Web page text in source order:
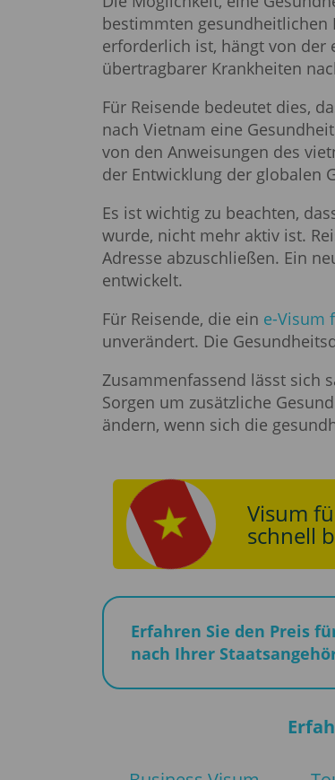
bestimmten gesundheitlichen
erforderlich ist, hängt von der
übertragbarer Krankheiten
Für Reisende bedeutet dies,
nach Vietnam eine
von den Anweisungen des
der Entwicklung der globalen
Es ist wichtig zu beachten,
wurde, nicht mehr aktiv ist.
Adresse abzuschließen. Ein
entwickelt.
Für Reisende, die ein e-Visum
unverändert. Die
Zusammenfassend lässt sich
Sorgen um zusätzliche
ändern, wenn sich die
Visum
schnell
Erfahren Sie den Preis
nach Ihrer